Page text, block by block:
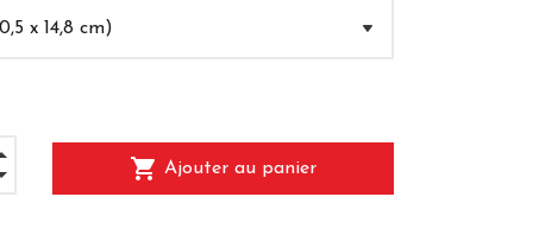
shopping_cart Ajouter au panier